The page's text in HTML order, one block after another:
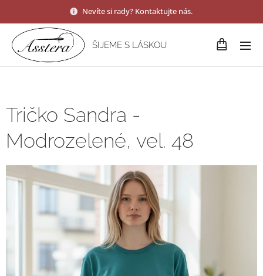
Nevíte si rady? Kontaktujte nás.
ŠIJEME S LÁSKOU
Tričko Sandra -
Modrozelené, vel. 48